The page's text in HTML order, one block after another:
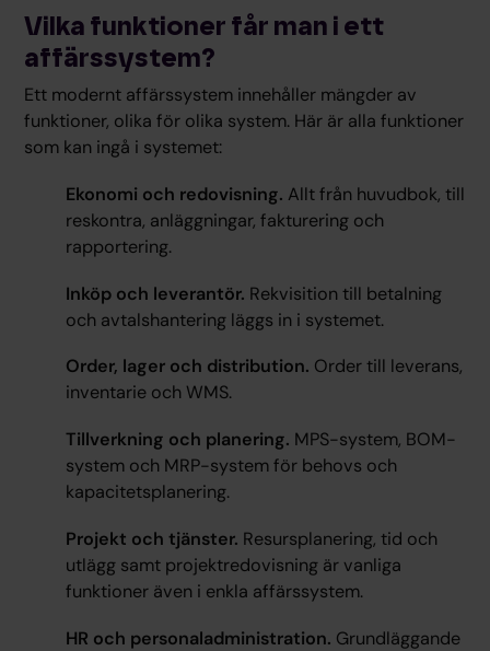
Vilka funktioner får man i ett
affärssystem?
Ett modernt affärssystem innehåller mängder av
funktioner, olika för olika system. Här är alla funktioner
som kan ingå i systemet:
Ekonomi och redovisning. Allt från huvudbok, till
reskontra, anläggningar, fakturering och
rapportering.
Inköp och leverantör. Rekvisition till betalning
och avtalshantering läggs in i systemet.
Order, lager och distribution. Order till leverans,
inventarie och WMS.
Tillverkning och planering. MPS-system, BOM-
system och MRP-system för behovs och
kapacitetsplanering.
Projekt och tjänster. Resursplanering, tid och
utlägg samt projektredovisning är vanliga
funktioner även i enkla affärssystem.
HR och personaladministration. Grundläggande